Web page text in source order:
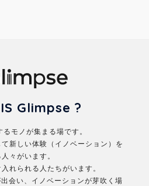
Glimpse ?
モノが集まる場です。
新しい体験（イノベーション）を
々がいます。
れられる人たちがいます。
会い、イノベーションが芽吹く場